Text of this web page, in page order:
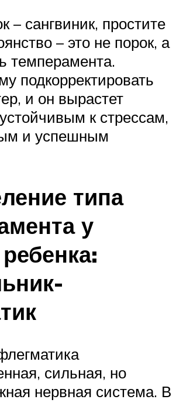
– сангвиник, простите
– это не порок, а
темперамента.
подкорректировать
и он вырастет
к стрессам,
и успешным
типа
у
сильная, но
нервная система. В